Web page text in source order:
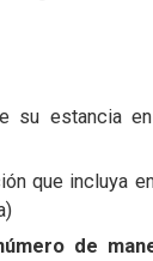
su estancia
que incluya
de